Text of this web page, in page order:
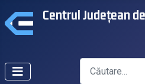
Centrul Județean
Căutare